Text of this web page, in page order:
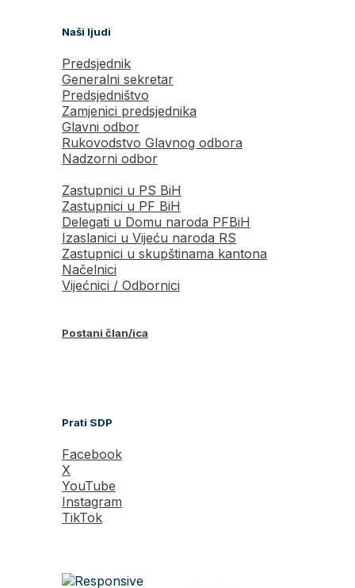
Naši ljudi
Predsjednik
Generalni sekretar
Predsjedništvo
Zamjenici predsjednika
Glavni odbor
Rukovodstvo Glavnog odbora
Nadzorni odbor
Zastupnici u PS BiH
Zastupnici u PF BiH
Delegati u Domu naroda PFBiH
Izaslanici u Vijeću naroda RS
Zastupnici u skupštinama kantona
Načelnici
Vijećnici / Odbornici
Postani član/ica
Prati SDP
Facebook
X
YouTube
Instagram
TikTok